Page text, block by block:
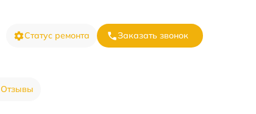
Статус ремонта Заказать звонок
Отзывы